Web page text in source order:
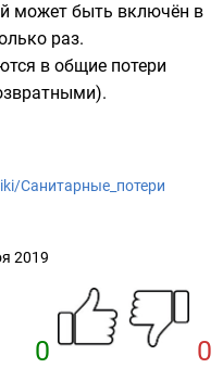
может быть включён в
раз.
в общие потери
).
Санитарные_потери
2019
0 0